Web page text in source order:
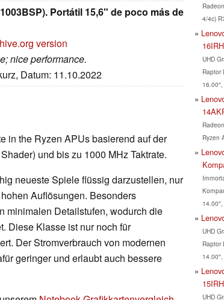
Portátil 15,6" de poco más de
version
nice performance.
Datum: 11.10.2022
in the Ryzen APUs basierend auf der
und bis zu 1000 MHz Taktrate.
neueste Spiele flüssig darzustellen, nur
Auflösungen. Besonders
minimalen Detailstufen, wodurch die
Diese Klasse ist nur noch für
Der Stromverbrauch von modernen
geringer und erlaubt auch bessere
4/4c)
UHD
Raptor
Ryzen
UHD
Raptor
UHD